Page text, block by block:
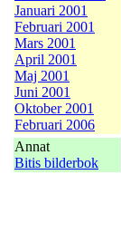
Januari 2001
Februari 2001
Mars 2001
April 2001
Maj 2001
Juni 2001
Oktober 2001
Februari 2006
Annat
Bitis bilderbok